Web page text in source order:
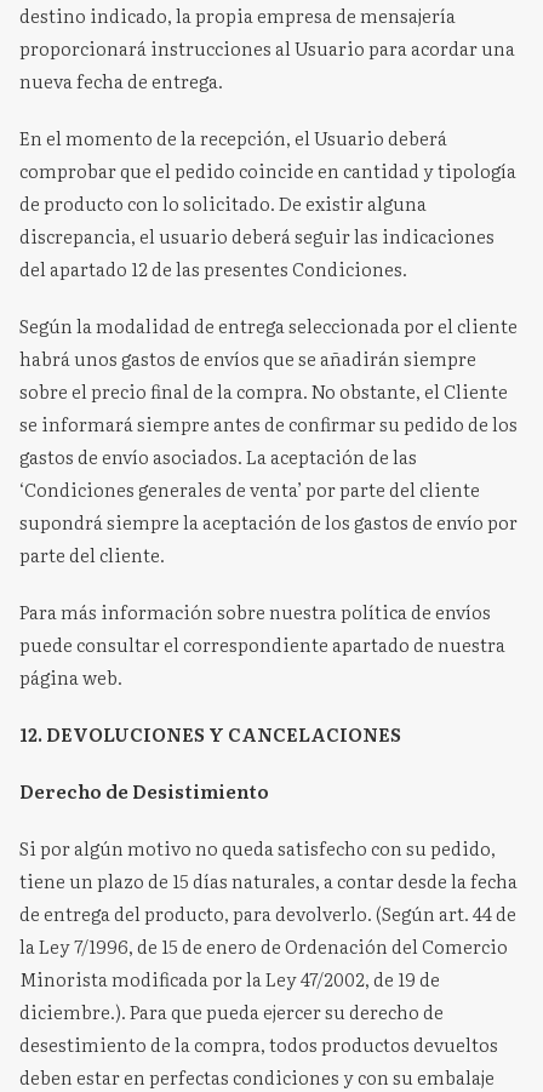
destino indicado, la propia empresa de mensajería
proporcionará instrucciones al Usuario para acordar una
nueva fecha de entrega.
En el momento de la recepción, el Usuario deberá
comprobar que el pedido coincide en cantidad y tipología
de producto con lo solicitado. De existir alguna
discrepancia, el usuario deberá seguir las indicaciones
del apartado 12 de las presentes Condiciones.
Según la modalidad de entrega seleccionada por el cliente
habrá unos gastos de envíos que se añadirán siempre
sobre el precio final de la compra. No obstante, el Cliente
se informará siempre antes de confirmar su pedido de los
gastos de envío asociados. La aceptación de las
‘Condiciones generales de venta’ por parte del cliente
supondrá siempre la aceptación de los gastos de envío por
parte del cliente.
Para más información sobre nuestra política de envíos
puede consultar el correspondiente apartado de nuestra
página web.
12. DEVOLUCIONES Y CANCELACIONES
Derecho de Desistimiento
Si por algún motivo no queda satisfecho con su pedido,
tiene un plazo de 15 días naturales, a contar desde la fecha
de entrega del producto, para devolverlo. (Según art. 44 de
la Ley 7/1996, de 15 de enero de Ordenación del Comercio
Minorista modificada por la Ley 47/2002, de 19 de
diciembre.). Para que pueda ejercer su derecho de
desestimiento de la compra, todos productos devueltos
deben estar en perfectas condiciones y con su embalaje